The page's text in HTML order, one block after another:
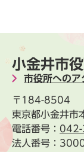
小金井市
市役所へのア
〒184-8504
東京都小金井市
電話番号：
法人番号：